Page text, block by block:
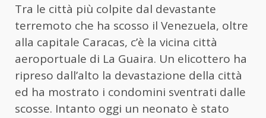
Tra le città più colpite dal devastante
terremoto che ha scosso il Venezuela, oltre
alla capitale Caracas, c’è la vicina città
aeroportuale di La Guaira. Un elicottero ha
ripreso dall’alto la devastazione della città
ed ha mostrato i condomini sventrati dalle
scosse. Intanto oggi un neonato è stato